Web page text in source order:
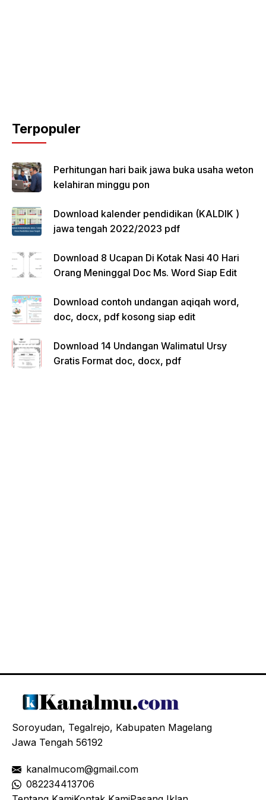
Terpopuler
Perhitungan hari baik jawa buka usaha weton
kelahiran minggu pon
Download kalender pendidikan (KALDIK )
jawa tengah 2022/2023 pdf
Download 8 Ucapan Di Kotak Nasi 40 Hari
Orang Meninggal Doc Ms. Word Siap Edit
Download contoh undangan aqiqah word,
doc, docx, pdf kosong siap edit
Download 14 Undangan Walimatul Ursy
Gratis Format doc, docx, pdf
Soroyudan, Tegalrejo, Kabupaten Magelang
Jawa Tengah 56192
kanalmucom@gmail.com
082234413706